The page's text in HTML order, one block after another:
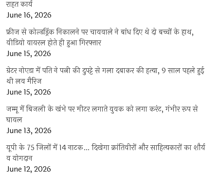
राहत कार्य
June 16, 2026
फ्रीज से कोल्डड्रिंक निकालने पर चायवाले ने बांध दिए थे दो बच्चों के हाथ,
वीडियो वायरल होते ही हुआ गिरफ्तार
June 15, 2026
ग्रेटर नोएडा में पति ने पत्नी की दुपट्टे से गला दबाकर की हत्या, 9 साल पहले हुई
थी लव मैरिज
June 15, 2026
जम्मू में बिजली के खंभे पर मीटर लगाते युवक को लगा करंट, गंभीर रूप से
घायल
June 13, 2026
यूपी के 75 जिलों में 14 नाटक… दिखेगा क्रांतिवीरों और साहित्यकारों का शौर्य
व योगदान
June 12, 2026